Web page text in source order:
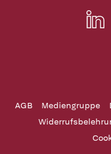
AGB Mediengruppe